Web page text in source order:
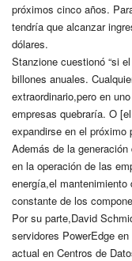
próximos cinco años.
tendría que alcanzar
dólares.
Stanzione cuestionó “si
billones anuales.
extraordinario,pero en
empresas quebraría. O
expandirse en el próximo
Además de la
en la operación de las
energía,el
constante de los
Por su parte,David
servidores PowerEdge
actual en Centros de